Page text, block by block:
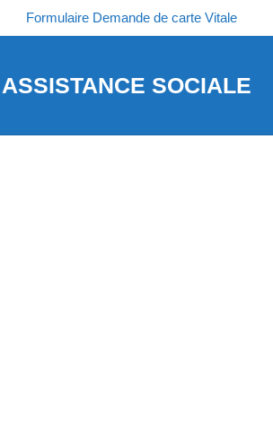
Formulaire Demande de carte Vitale
ASSISTANCE SOCIALE